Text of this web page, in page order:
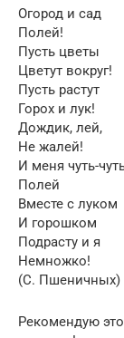
Огород и сад
Полей!
Пусть цветы
Цветут вокруг!
Пусть растут
Горох и лук!
Дождик, лей,
Не жалей!
И меня чуть-
Полей
Вместе с луком
И горошком
Подрасту и я
Немножко!
(С. Пшеничных)
Рекомендую